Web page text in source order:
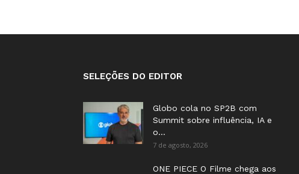
SELEÇÕES DO EDITOR
Globo cola no SP2B com
Summit sobre influência, IA e
o...
7 de agosto, 2026
ONE PIECE O Filme chega aos